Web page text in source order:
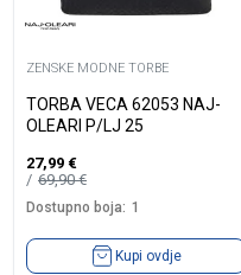
ZENSKE MODNE TORBE
TORBA VECA 62053 NAJ-
OLEARI P/LJ 25
27,99 €
69,90€
Dostupno boja: 1
Kupi ovdje